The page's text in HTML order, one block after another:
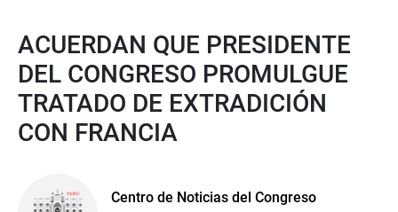
ACUERDAN QUE PRESIDENTE
DEL CONGRESO PROMULGUE
TRATADO DE EXTRADICIÓN
CON FRANCIA
Centro de Noticias del Congreso